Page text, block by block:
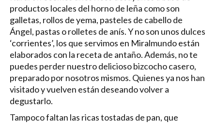
productos locales del horno de leña como son
galletas, rollos de yema, pasteles de cabello de
Ángel, pastas o rolletes de anís. Y no son unos dulces
‘corrientes’, los que servimos en Miralmundo están
elaborados con la receta de antaño. Además, no te
puedes perder nuestro delicioso bizcocho casero,
preparado por nosotros mismos. Quienes ya nos han
visitado y vuelven están deseando volver a
degustarlo.
Tampoco faltan las ricas tostadas de pan, que